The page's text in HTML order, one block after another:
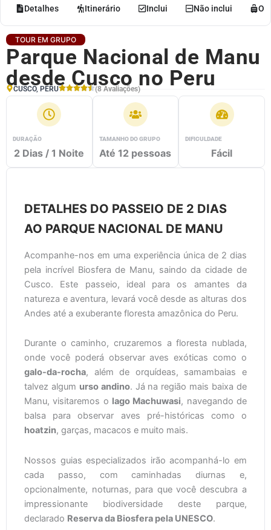
Detalhes Itinerário Inclui Não inclui O
TOUR EM GRUPO
Parque Nacional de Manu
desde Cusco no Peru
CUSCO, PERU (8 Avaliações)
DURAÇÃO
2 Dias / 1 Noite
TAMANHO DO GRUPO
Até 12 pessoas
DIFICULDADE
Fácil
DETALHES DO PASSEIO DE 2 DIAS
AO PARQUE NACIONAL DE MANU
Acompanhe-nos em uma experiência única de 2 dias
pela incrível Biosfera de Manu, saindo da cidade de
Cusco. Este passeio, ideal para os amantes da
natureza e aventura, levará você desde as alturas dos
Andes até a exuberante floresta amazônica do Peru.
Durante o caminho, cruzaremos a floresta nublada,
onde você poderá observar aves exóticas como o
galo-da-rocha, além de orquídeas, samambaias e
talvez algum urso andino. Já na região mais baixa de
Manu, visitaremos o lago Machuwasi, navegando de
balsa para observar aves pré-históricas como o
hoatzin, garças, macacos e muito mais.
Nossos guias especializados irão acompanhá-lo em
cada passo, com caminhadas diurnas e,
opcionalmente, noturnas, para que você descubra a
impressionante biodiversidade deste parque,
declarado Reserva da Biosfera pela UNESCO.